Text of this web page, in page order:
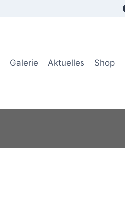
Galerie Aktuelles Shop